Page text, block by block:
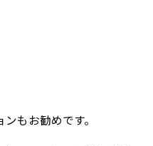
もお勧めです。